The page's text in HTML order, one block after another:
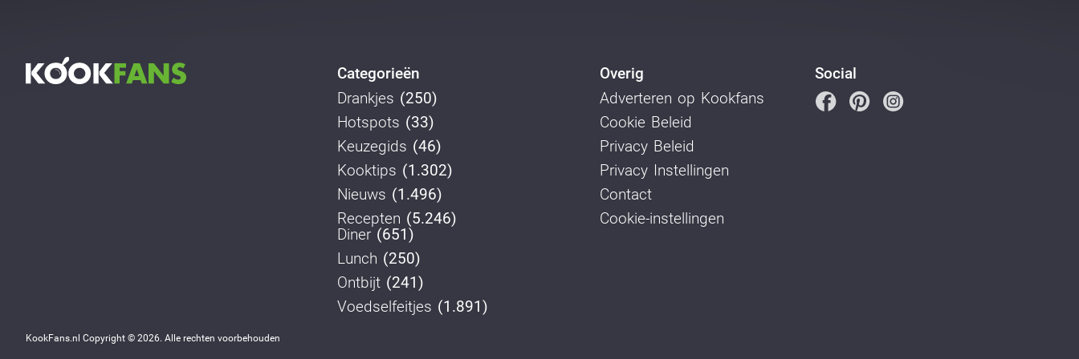
Categorieën
Drankjes (250)
Hotspots (33)
Keuzegids (46)
Kooktips (1.302)
Nieuws (1.496)
Recepten (5.246)
Diner(651)
Lunch (250)
Ontbijt(241)
Voedselfeitjes (1.891)
Overig
Adverteren op Kookfans
Cookie Beleid
Privacy Beleid
Privacy Instellingen
Contact
Cookie-instellingen
Social
KookFans.nl Copyright © 2026. Alle rechten voorbehouden